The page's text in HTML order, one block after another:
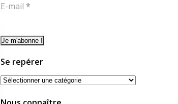
E-mail *
Se repérer
Se